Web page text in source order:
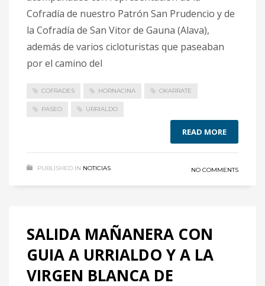
Cofradía de nuestro Patrón San Prudencio y de
la Cofradía de San Vitor de Gauna (Alava),
además de varios cicloturistas que paseaban
por el camino del
COFRADES HORNACINA OKARRATE
PASEO URRIALDO
READ MORE
PUBLISHED IN NOTICIAS NO COMMENTS
SALIDA MAÑANERA CON
GUIA A URRIALDO Y A LA
VIRGEN BLANCA DE